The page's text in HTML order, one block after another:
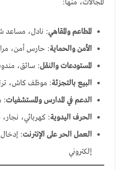
المجالات، منها:
المطاعم والمقاهي: نادل، مساعد
الأمن والحماية: حارس أمن،
المستودعات والنقل: سائق،
البيع بالتجزئة: موظف كاش،
الدعم في المدارس والمستشفيات:
الحرف اليدوية: كهربائي،
العمل الحر على الإنترنت:
إلكتروني